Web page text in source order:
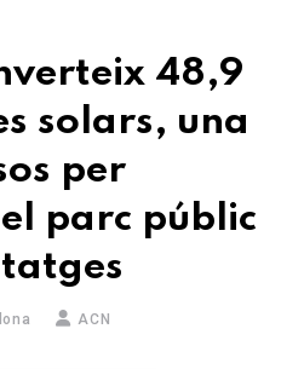
48,9
solars, una
per
parc públic
ACN